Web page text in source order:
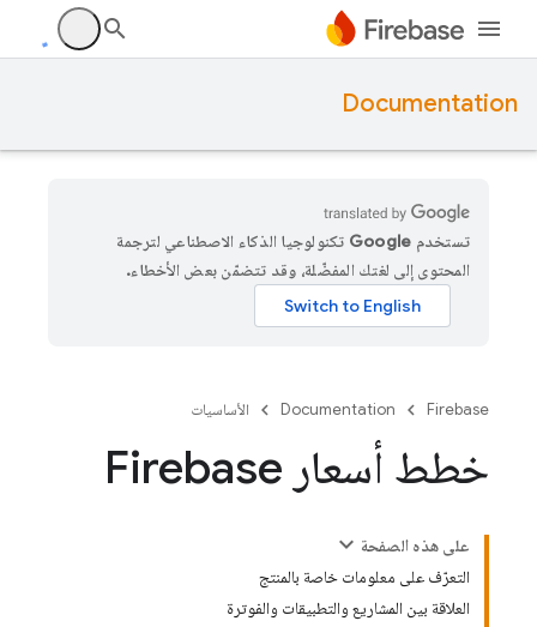
Documentation
تستخدم Google تكنولوجيا الذكاء الاصطناعي لترجمة
المحتوى إلى لغتك المفضّلة، وقد تتضمّن بعض الأخطاء.
Firebase
Documentation الأساسيات
خطط أسعار Firebase
على هذه الصفحة
التعرّف على معلومات خاصة بالمنتج
العلاقة بين المشاريع والتطبيقات والفوترة